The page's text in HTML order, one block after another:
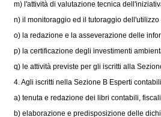
m) l'attività di valutazione tecnica
n) il monitoraggio ed il tutoraggio
o) la redazione e la asseverazione delle
p) la certificazione degli investimenti
q) le attività previste per gli iscritti alla
4. Agli iscritti nella Sezione B Esperti
a) tenuta e redazione dei libri contabili,
b) elaborazione e predisposizione delle